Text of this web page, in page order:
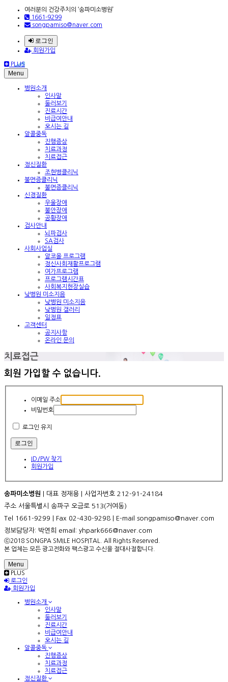
여러분의 건강주치의 ‘송파미소병원’
1661-9299
songpamiso@naver.com
로그인
회원가입
PLUS
Menu
병원소개
인사말
둘러보기
진료시간
비급여안내
오시는 길
알콜중독
진행증상
치료과정
치료접근
정신질환
조현병클리닉
불면증클리닉
불면증클리닉
신경질환
우울장애
불안장애
공황장애
검사안내
뇌파검사
SA검사
사회사업실
알코올 프로그램
정신사회재활프로그램
여가프로그램
프로그램시간표
사회복지현장실습
낮병원 미소지음
낮병원 미소지음
낮병원 갤러리
일정표
고객센터
공지사항
온라인 문의
치료접근
회원 가입할 수 없습니다.
이메일 주소
비밀번호
로그인 유지
ID/PW 찾기
회원가입
송파미소병원
| 대표 정재용 | 사업자번호 212-91-24184
주소 서울특별시 송파구 오금로 513(거여동)
Tel 1661-9299 | Fax 02-430-9298 | E-mail songpamiso@naver.com
정보담당자: 박연희 email: yhpark666@naver.com
ⓒ2018 SONGPA SMILE HOSPITAL. All Rights Reserved.
본 업체는 모든 광고전화와 팩스광고 수신을 절대사절합니다.
Menu
PLUS
로그인
회원가입
병원소개
인사말
둘러보기
진료시간
비급여안내
오시는 길
알콜중독
진행증상
치료과정
치료접근
정신질환